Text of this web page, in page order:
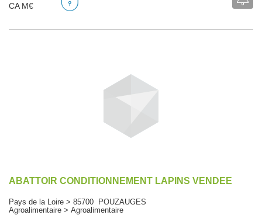
CA M€
ABATTOIR CONDITIONNEMENT LAPINS VENDEE
Pays de la Loire > 85700 POUZAUGES
Agroalimentaire > Agroalimentaire